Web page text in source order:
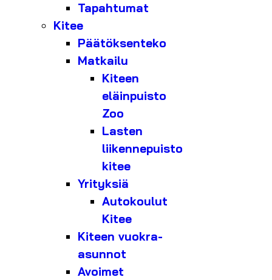
Tapahtumat
Kitee
Päätöksenteko
Matkailu
Kiteen
eläinpuisto
Zoo
Lasten
liikennepuisto
kitee
Yrityksiä
Autokoulut
Kitee
Kiteen vuokra-
asunnot
Avoimet